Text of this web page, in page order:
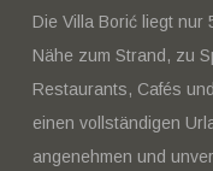
Die Villa Borić liegt nur
Nähe zum Strand, zu
Restaurants, Cafés
einen vollständigen
angenehmen und